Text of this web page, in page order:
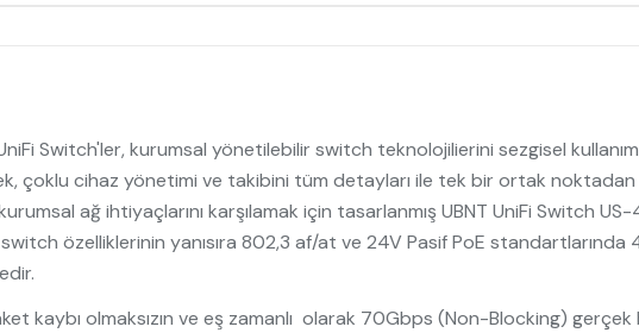
Switch'ler, kurumsal yönetilebilir switch teknolojilierini sezgisel
çoklu cihaz yönetimi ve takibini tüm detayları ile tek bir ortak
ağ ihtiyaçlarını karşılamak için tasarlanmış UBNT UniFi Switch
özelliklerinin yanısıra 802,3 af/at ve 24V Pasif PoE
kaybı olmaksızın ve eş zamanlı olarak 70Gbps (Non-Blocking) gerçek